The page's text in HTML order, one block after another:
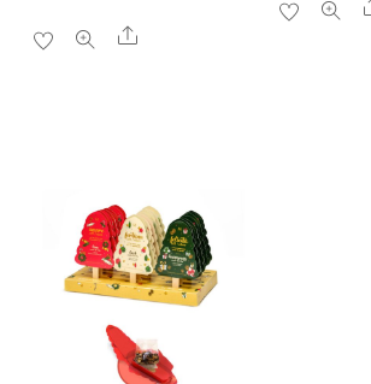
Share